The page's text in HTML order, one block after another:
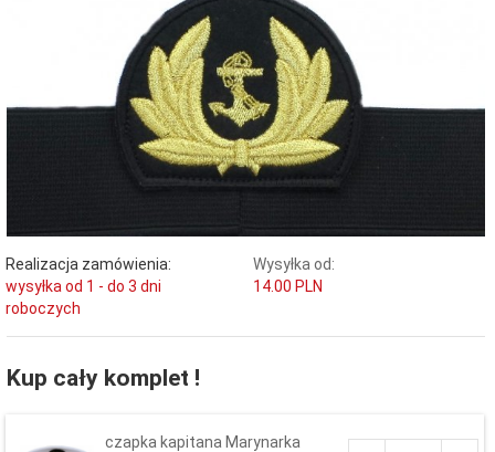
Realizacja zamówienia:
wysyłka od 1 - do 3 dni
roboczych
Wysyłka od:
14.00 PLN
Kup cały komplet !
czapka kapitana Marynarka